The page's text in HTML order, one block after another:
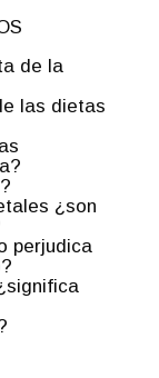
de la
las dietas
¿son
perjudica